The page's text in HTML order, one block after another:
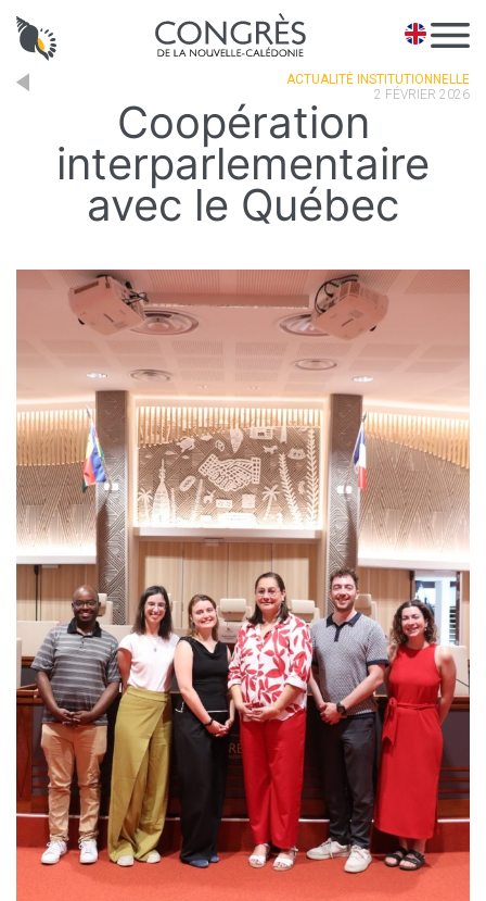
EN
ACTUALITÉ INSTITUTIONNELLE
2 FÉVRIER 2026
Coopération
interparlementaire
avec le Québec
Panneau de gestion des cookies